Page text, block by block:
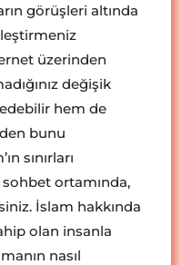
görüşleri altında
üzerinden
değişik
hem de
bunu
sınırları
sohbet ortamında,
İslam hakkında
olan insanla
nasıl